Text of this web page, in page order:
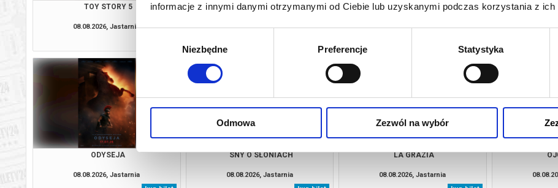
informacje z innymi danymi otrzymanymi od Ciebie lub uzyskanymi podczas korzystania z ich
zgody
Niezbędne Preferencje Statystyka
Odmowa Zezwól na wybór
TOY STORY 5
08.08.2026, Jastarnia
KICIA KOCIA W PODRÓZY
08.08.2026, Jastarnia
FLEAK. FUTRZAK I JA
08.08.2026, Jastarnia
PSI
ODYSEJA
08.08.2026, Jastarnia
SNY O SŁONIACH
08.08.2026, Jastarnia
LA GRAZIA
08.08.2026, Jastarnia